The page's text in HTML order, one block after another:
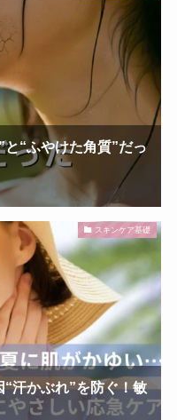
“ふやけた角質”だっ
スキンケア基礎
汗かぶれ”を防ぐ！敏